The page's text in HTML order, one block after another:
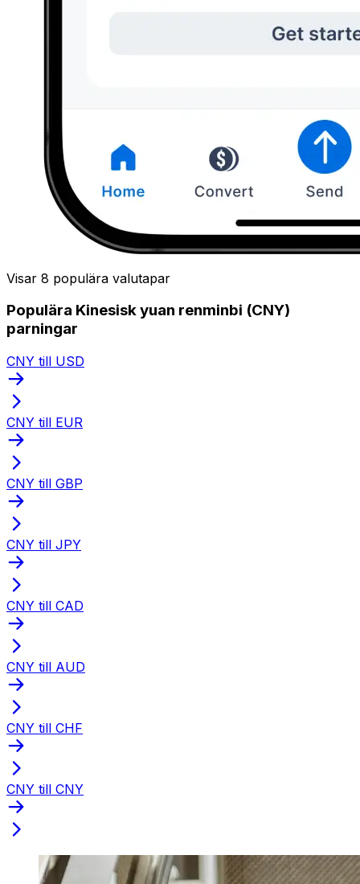
Visar 8 populära valutapar
Populära Kinesisk yuan renminbi (CNY)
parningar
CNY till USD
CNY till EUR
CNY till GBP
CNY till JPY
CNY till CAD
CNY till AUD
CNY till CHF
CNY till CNY